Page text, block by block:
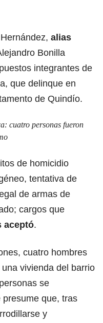
alias
Bonilla
integrantes de
que delinque en
de Quindío.
cuatro personas fueron
de homicidio
tentativa de
de armas de
cargos que
aceptó.
cuatro hombres
vivienda del barrio
se
que, tras
y